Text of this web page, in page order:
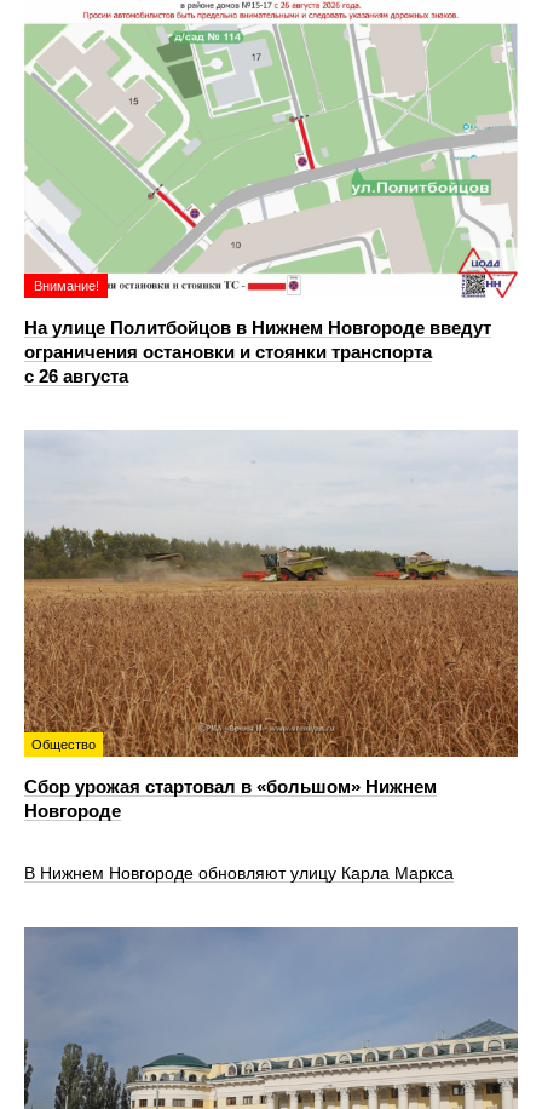
Внимание!
На улице Политбойцов в Нижнем Новгороде введут
ограничения остановки и стоянки транспорта
с 26 августа
Общество
Сбор урожая стартовал в «большом» Нижнем
Новгороде
В Нижнем Новгороде обновляют улицу Карла Маркса